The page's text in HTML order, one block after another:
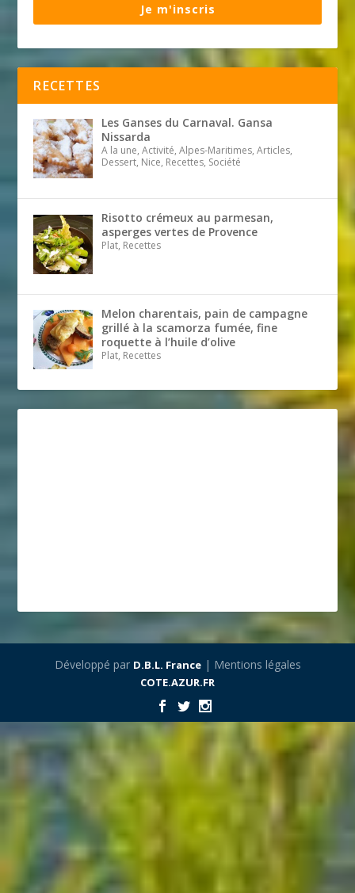
Je m'inscris
RECETTES
Les Ganses du Carnaval. Gansa
Nissarda
A la une, Activité, Alpes-Maritimes, Articles,
Dessert, Nice, Recettes, Société
Risotto crémeux au parmesan,
asperges vertes de Provence
Plat, Recettes
Melon charentais, pain de campagne
grillé à la scamorza fumée, fine
roquette à l’huile d’olive
Plat, Recettes
Développé par D.B.L. France| Mentions légales
COTE.AZUR.FR